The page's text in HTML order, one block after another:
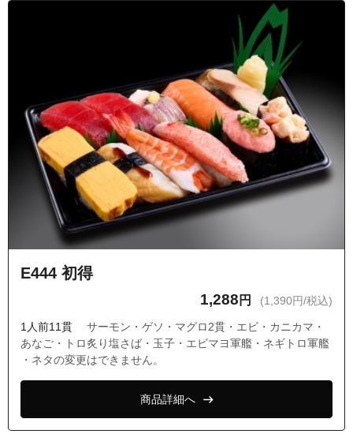
E444 初得
1,288 円 (1,390円/税込)
1人前11貫
サーモン・ゲソ・マグロ2貫・エビ・カニカマ・
あなご・トロ炙り塩さば・玉子・エビマヨ軍艦・ネギトロ軍艦
・ネタの変更はできません。
商品詳細へ